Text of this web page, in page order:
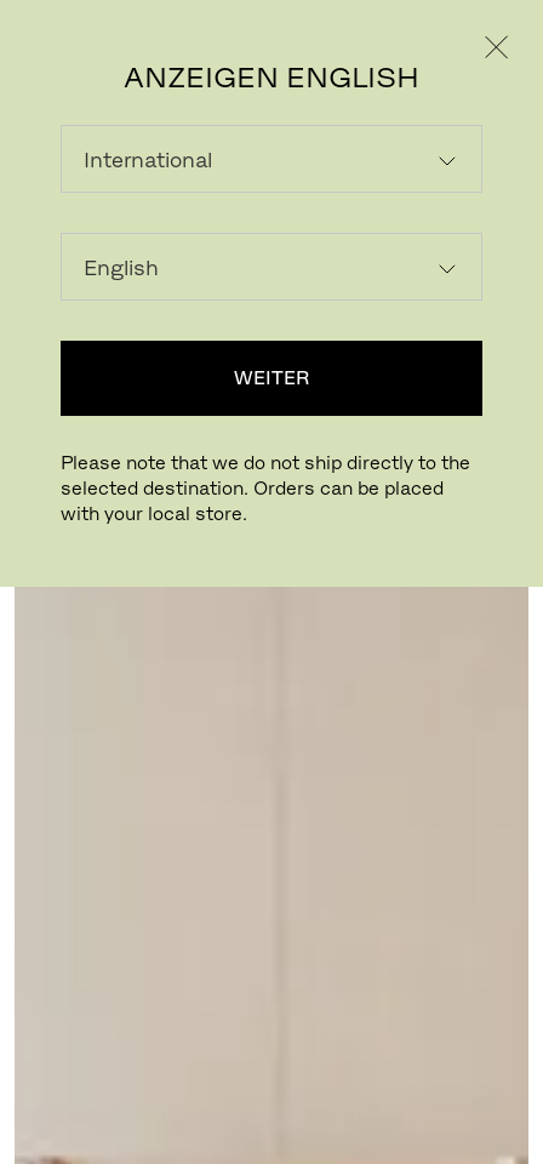
ANZEIGEN ENGLISH
WEITER
Please note that we do not ship directly to the
selected destination. Orders can be placed
with your local store.